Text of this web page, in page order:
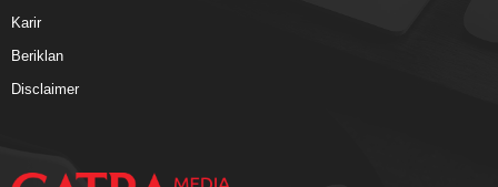
Karir
Beriklan
Disclaimer